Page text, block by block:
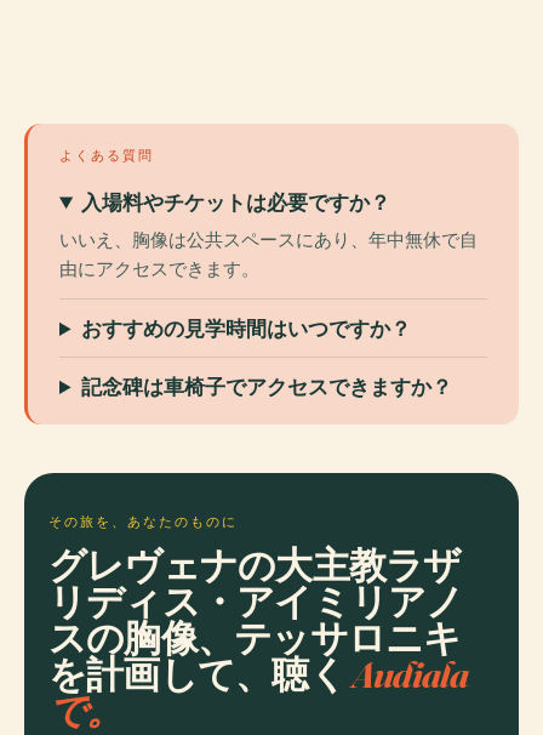
よくある質問
入場料やチケットは必要ですか？
いいえ、胸像は公共スペースにあり、年中無休で自
由にアクセスできます。
おすすめの見学時間はいつですか？
記念碑は車椅子でアクセスできますか？
その旅を、あなたのものに
グレヴェナの大主教ラザ
リディス・アイミリアノ
スの胸像、テッサロニキ
を計画して、聴くAudiala
で。